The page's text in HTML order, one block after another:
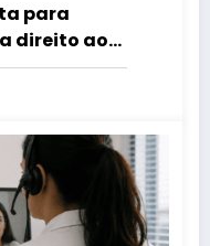
para
direito ao
trabalho